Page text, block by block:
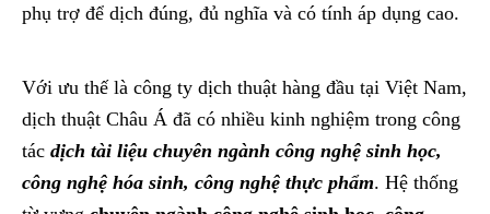
phụ trợ để dịch đúng, đủ nghĩa và có tính áp dụng cao.
Với ưu thế là công ty dịch thuật hàng đầu tại Việt Nam,
dịch thuật Châu Á đã có nhiều kinh nghiệm trong công
tác dịch tài liệu chuyên ngành công nghệ sinh học,
công nghệ hóa sinh, công nghệ thực phẩm. Hệ thống